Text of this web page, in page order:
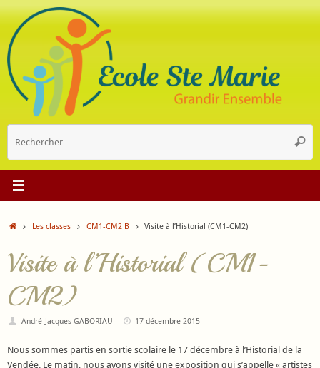
contenu
:
AccueilLes classes CM1-CM2 B Visite à l’Historial (CM1-CM2)
Visite à l’Historial (CM1-
CM2)
André-Jacques GABORIAU 17 décembre 2015
Nous sommes partis en sortie scolaire le 17 décembre à l’Historial de la
Vendée. Le matin, nous avons visité une exposition qui s’appelle « artistes